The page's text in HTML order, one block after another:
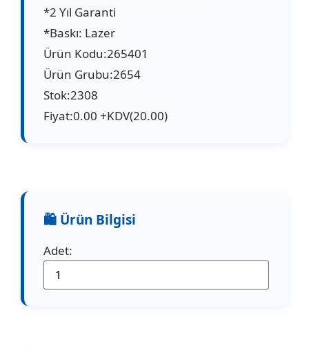
*2 Yıl Garanti
*Baskı: Lazer
Ürün Kodu:265401
Ürün Grubu:2654
Stok:2308
Fiyat:0.00 +KDV(20.00)
Adet: